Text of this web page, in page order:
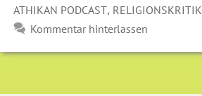
ATHIKAN PODCAST, RELIGIONSKRITIK
Kommentar hinterlassen